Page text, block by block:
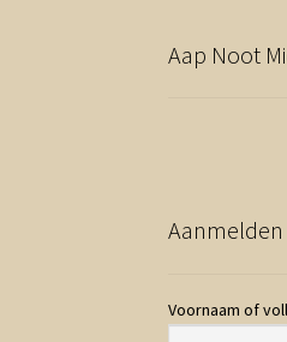
Aap Noot
Voornaam of